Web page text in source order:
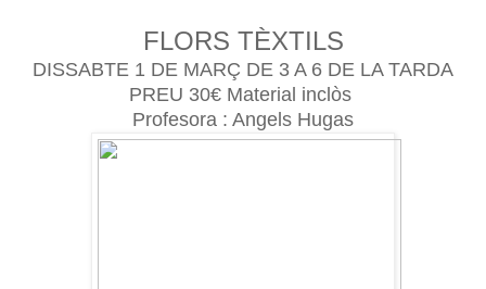
FLORS TÈXTILS
DISSABTE 1 DE MARÇ DE 3 A 6 DE LA TARDA
PREU 30€ Material inclòs
Profesora : Angels Hugas